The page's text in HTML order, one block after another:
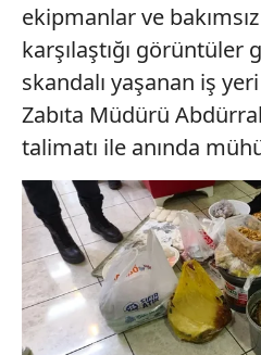
ekipmanlar ve
karşılaştığı görüntüler
skandalı yaşanan iş
Zabıta Müdürü
talimatı ile anında